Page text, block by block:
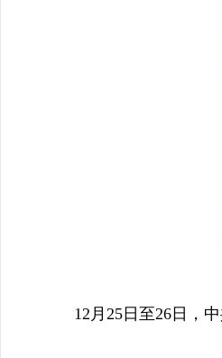
12月25日至26日，中